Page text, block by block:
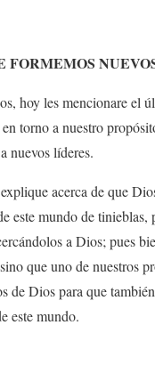
FORMEMOS
hoy les mencionare el
torno a nuestro
nuevos líderes.
acerca de que
este mundo de tinieblas,
a Dios; pues
que uno de nuestros
de Dios para que
este mundo.